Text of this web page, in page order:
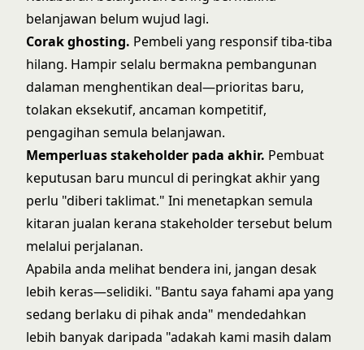
belanjawan belum wujud lagi.
Corak ghosting. Pembeli yang responsif tiba-tiba
hilang. Hampir selalu bermakna pembangunan
dalaman menghentikan deal—prioritas baru,
tolakan eksekutif, ancaman kompetitif,
pengagihan semula belanjawan.
Memperluas stakeholder pada akhir. Pembuat
keputusan baru muncul di peringkat akhir yang
perlu "diberi taklimat." Ini menetapkan semula
kitaran jualan kerana stakeholder tersebut belum
melalui perjalanan.
Apabila anda melihat bendera ini, jangan desak
lebih keras—selidiki. "Bantu saya fahami apa yang
sedang berlaku di pihak anda" mendedahkan
lebih banyak daripada "adakah kami masih dalam